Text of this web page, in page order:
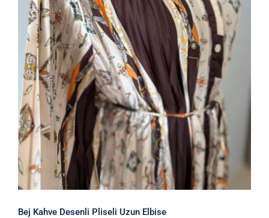
Bej Kahve Desenli Pliseli Uzun Elbise
Bej Kahve Desenli Pliseli Uzun Elbise